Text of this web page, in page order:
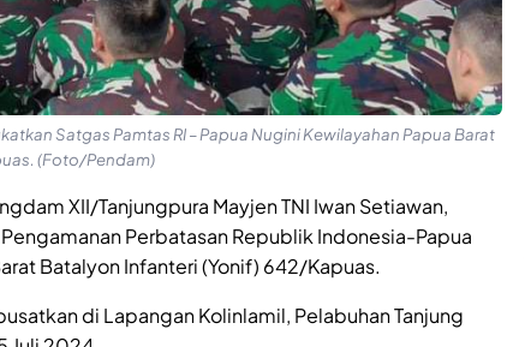
Satgas Pamtas RI – Papua Nugini Kewilayahan Papua Barat
(Foto/Pendam)
XII/Tanjungpura Mayjen TNI Iwan Setiawan,
Perbatasan Republik Indonesia-Papua
Batalyon Infanteri (Yonif) 642/Kapuas.
di Lapangan Kolinlamil, Pelabuhan Tanjung